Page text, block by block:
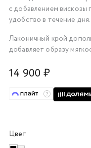
с добавлением вискозы
удобство в течение дня.
Лаконичный крой
добавляет образу
14 900 ₽
Цвет
об оплате
недели